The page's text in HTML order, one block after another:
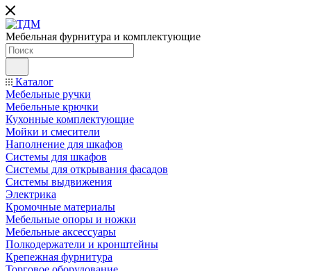
Мебельная фурнитура и комплектующие
Каталог
Мебельные ручки
Мебельные крючки
Кухонные комплектующие
Мойки и смесители
Наполнение для шкафов
Cистемы для шкафов
Системы для открывания фасадов
Системы выдвижения
Электрика
Кромочные материалы
Мебельные опоры и ножки
Мебельные аксессуары
Полкодержатели и кронштейны
Крепежная фурнитура